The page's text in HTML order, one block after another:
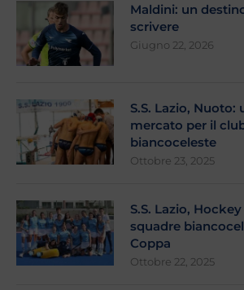
Maldini: un
scrivere
Giugno 22, 2026
S.S. Lazio,
mercato per il
biancoceleste
Ottobre 23, 2025
S.S. Lazio,
squadre
Coppa
Ottobre 22, 2025